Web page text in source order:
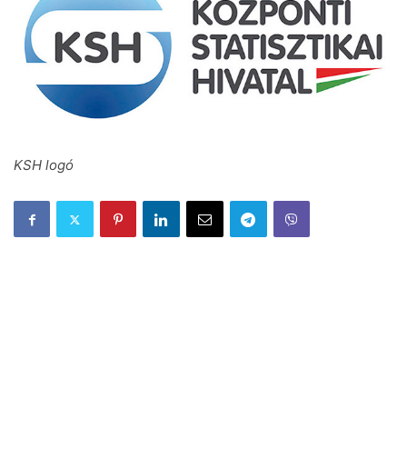
KSH logó